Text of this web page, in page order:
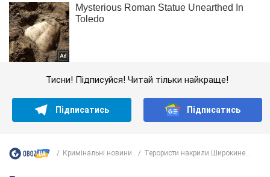
Тисни! Підписуйся! Читай тільки найкраще!
Підписатись Підписатись
Кримінальні новини Терористи накрили Широкине...